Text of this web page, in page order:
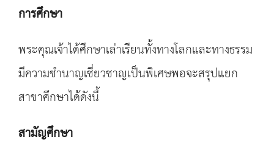
การศึกษา
พระคุณเจ้าได้ศึกษาเล่าเรียนทั้งทางโลกและทางธรรม
มีความชำนาญเชี่ยวชาญเป็นพิเศษพอจะสรุปแยก
สาขาศึกษาได้ดังนี้
สามัญศึกษา